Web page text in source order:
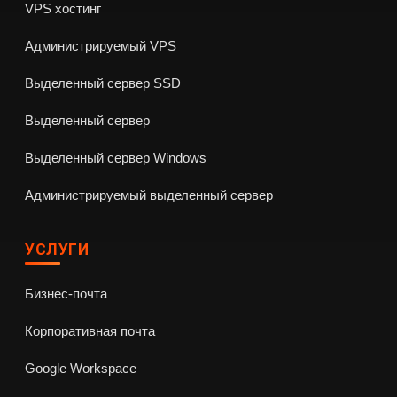
VPS хостинг
Администрируемый VPS
Выделенный сервер SSD
Выделенный сервер
Выделенный сервер Windows
Администрируемый выделенный сервер
УСЛУГИ
Бизнес-почта
Корпоративная почта
Google Workspace